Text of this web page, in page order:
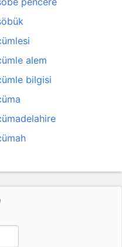
alem
bilgisi